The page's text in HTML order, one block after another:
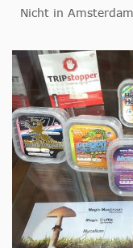
Nicht in